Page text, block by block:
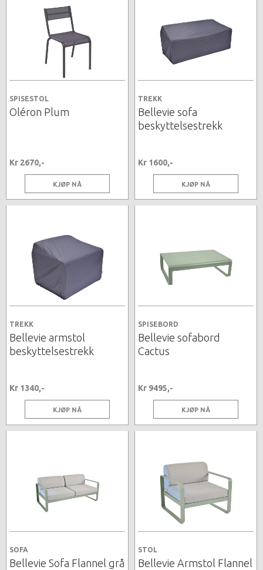
SPISESTOL
Oléron Plum
Kr 2670,-
KJØP NÅ
TREKK
Bellevie sofa
beskyttelsestrekk
Kr 1600,-
KJØP NÅ
TREKK
Bellevie armstol
beskyttelsestrekk
Kr 1340,-
KJØP NÅ
SPISEBORD
Bellevie sofabord
Cactus
Kr 9495,-
KJØP NÅ
SOFA
Bellevie Sofa Flannel grå
STOL
Bellevie Armstol Flannel